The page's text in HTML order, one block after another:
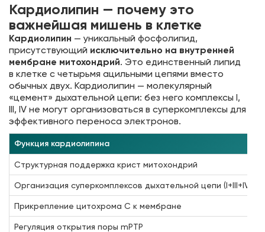
Кардиолипин — почему это
важнейшая мишень в клетке
Кардиолипин — уникальный фосфолипид,
присутствующий исключительно на внутренней
мембране митохондрий. Это единственный липид
в клетке с четырьмя ацильными цепями вместо
обычных двух. Кардиолипин — молекулярный
«цемент» дыхательной цепи: без него комплексы I,
III, IV не могут организоваться в суперкомплексы для
эффективного переноса электронов.
Функция кардиолипина
Структурная поддержка крист митохондрий
Организация суперкомплексов дыхательной цепи (I+III+IV)
Прикрепление цитохрома С к мембране
Регуляция открытия поры mPTP